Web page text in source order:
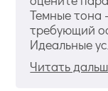
Темные тона
требующий
Идеальные
Читать